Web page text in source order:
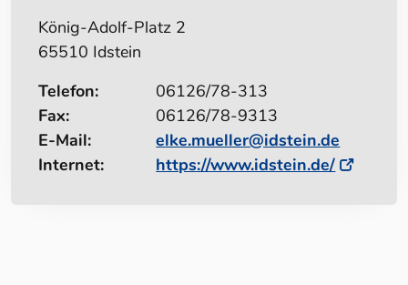
König-Adolf-Platz 2
65510 Idstein
Telefon:
06126/78-313
Fax:
06126/78-9313
E-Mail:
elke.mueller@idstein.de
Internet:
https://www.idstein.de/